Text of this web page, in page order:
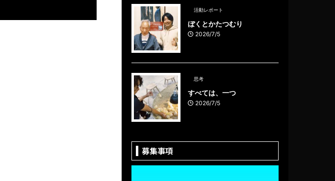
活動レポート
ぼくとかたつむり
2026/7/5
思考
すべては、一つ
2026/7/5
募集事項